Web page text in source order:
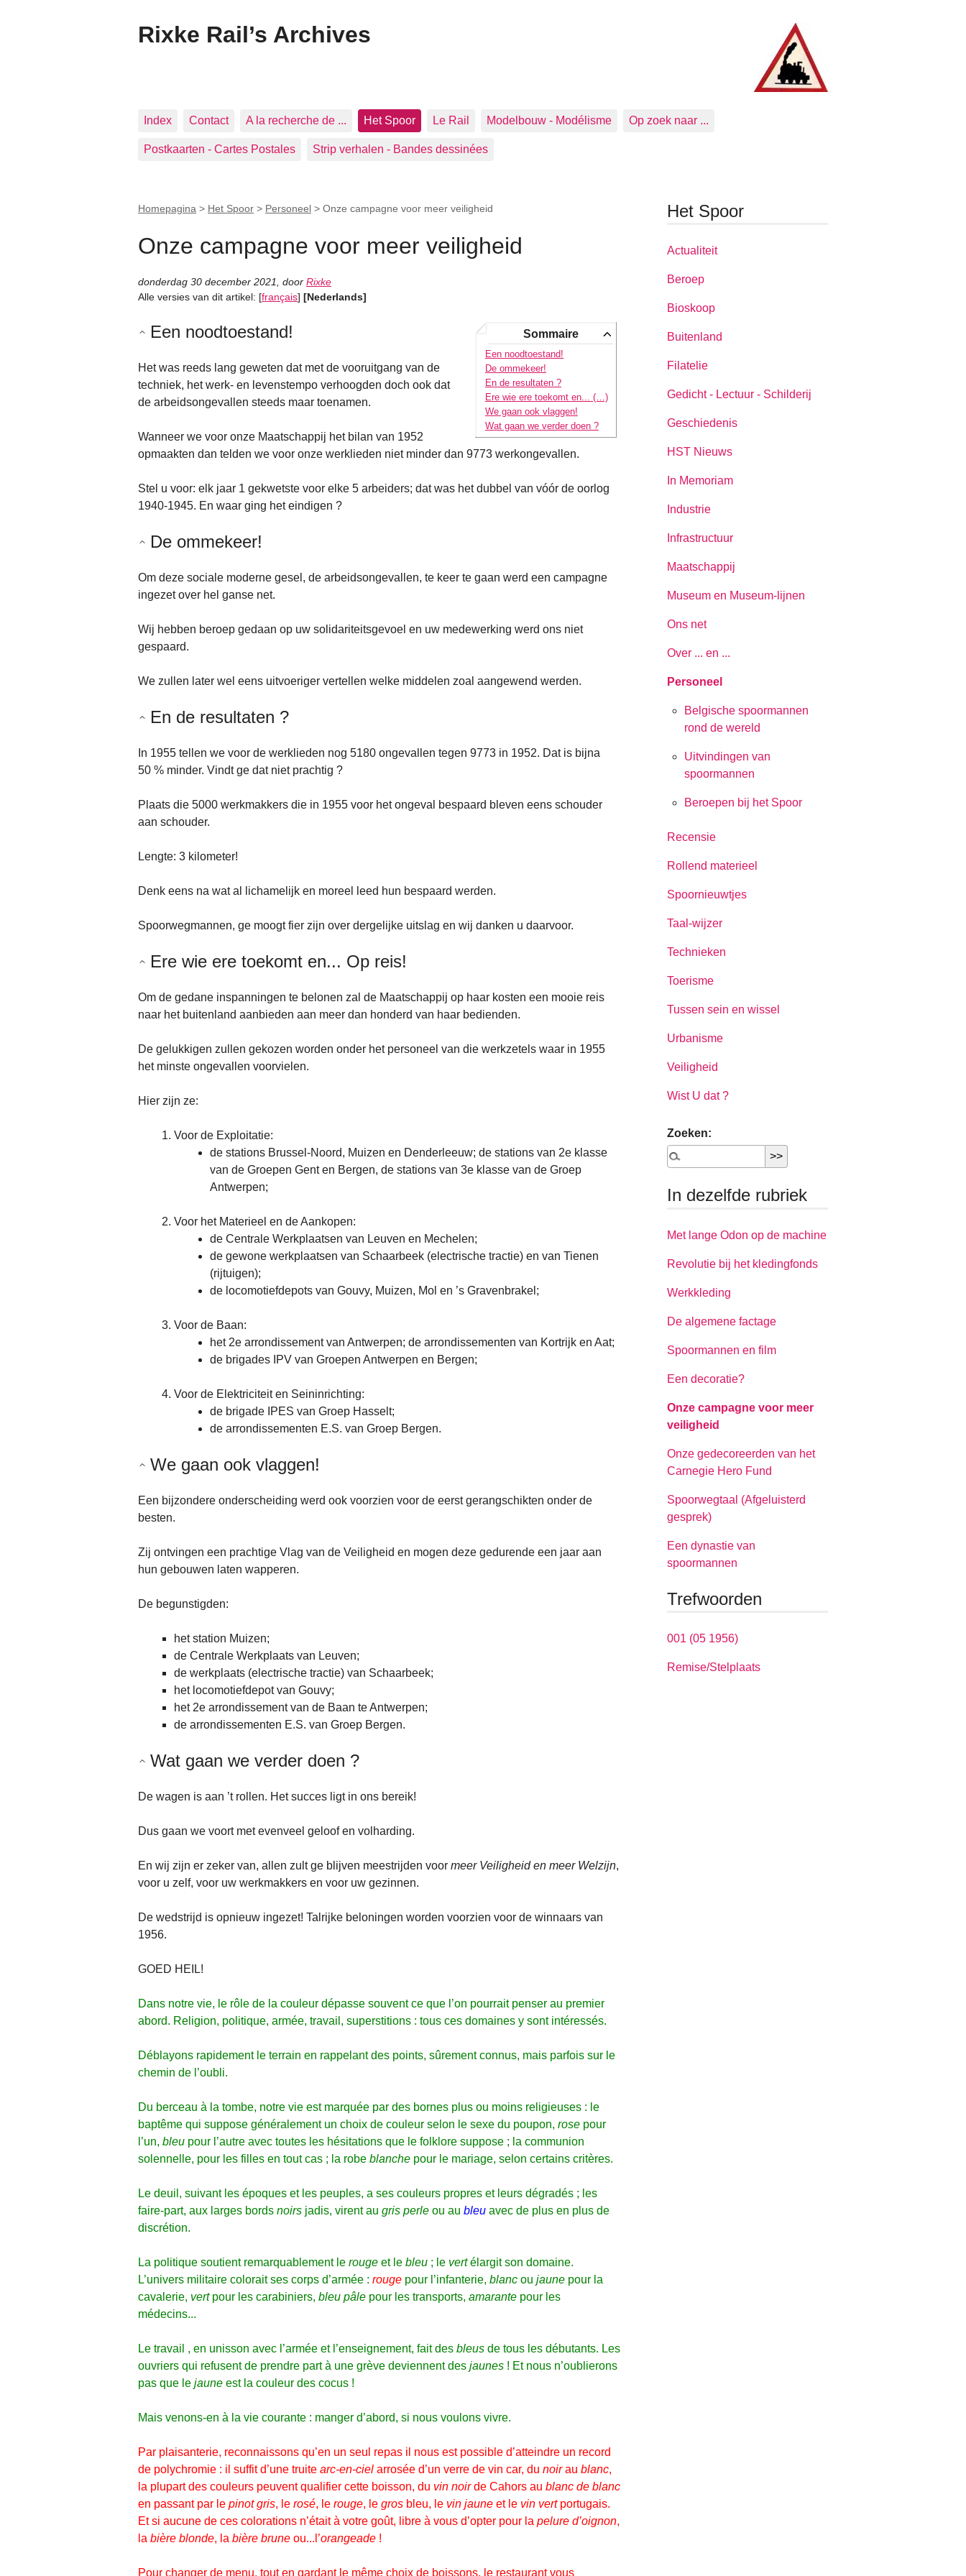
Rixke Rail’s Archives
Index Contact A la recherche de ... Het Spoor Le Rail Modelbouw - Modélisme Op zoek naar ...
Postkaarten - Cartes Postales Strip verhalen - Bandes dessinées
Homepagina > Het Spoor > Personeel > Onze campagne voor meer veiligheid
Onze campagne voor meer veiligheid
donderdag 30 december 2021 door Rixke
Alle versies van dit artikel: [français] [Nederlands]
Sommaire
Een noodtoestand!
De ommekeer!
En de resultaten ?
Ere wie ere toekomt en... (…)
We gaan ook vlaggen!
Wat gaan we verder doen ?
Een noodtoestand!
Het was reeds lang geweten dat met de vooruitgang van de
techniek, het werk- en levenstempo verhoogden doch ook dat
de arbeidsongevallen steeds maar toenamen.
Wanneer we voor onze Maatschappij het bilan van 1952
opmaakten dan telden we voor onze werklieden niet minder dan 9773 werkongevallen.
Stel u voor: elk jaar 1 gekwetste voor elke 5 arbeiders; dat was het dubbel van vóór de oorlog
1940-1945. En waar ging het eindigen ?
De ommekeer!
Om deze sociale moderne gesel, de arbeidsongevallen, te keer te gaan werd een campagne
ingezet over hel ganse net.
Wij hebben beroep gedaan op uw solidariteitsgevoel en uw medewerking werd ons niet
gespaard.
We zullen later wel eens uitvoeriger vertellen welke middelen zoal aangewend werden.
En de resultaten ?
In 1955 tellen we voor de werklieden nog 5180 ongevallen tegen 9773 in 1952. Dat is bijna
50 % minder. Vindt ge dat niet prachtig ?
Plaats die 5000 werkmakkers die in 1955 voor het ongeval bespaard bleven eens schouder
aan schouder.
Lengte: 3 kilometer!
Denk eens na wat al lichamelijk en moreel leed hun bespaard werden.
Spoorwegmannen, ge moogt fier zijn over dergelijke uitslag en wij danken u daarvoor.
Ere wie ere toekomt en... Op reis!
Om de gedane inspanningen te belonen zal de Maatschappij op haar kosten een mooie reis
naar het buitenland aanbieden aan meer dan honderd van haar bedienden.
De gelukkigen zullen gekozen worden onder het personeel van die werkzetels waar in 1955
het minste ongevallen voorvielen.
Hier zijn ze:
Voor de Exploitatie:
de stations Brussel-Noord, Muizen en Denderleeuw; de stations van 2e klasse
van de Groepen Gent en Bergen, de stations van 3e klasse van de Groep
Antwerpen;
Voor het Materieel en de Aankopen:
de Centrale Werkplaatsen van Leuven en Mechelen;
de gewone werkplaatsen van Schaarbeek (electrische tractie) en van Tienen
(rijtuigen);
de locomotiefdepots van Gouvy, Muizen, Mol en ’s Gravenbrakel;
Voor de Baan:
het 2e arrondissement van Antwerpen; de arrondissementen van Kortrijk en Aat;
de brigades IPV van Groepen Antwerpen en Bergen;
Voor de Elektriciteit en Seininrichting:
de brigade IPES van Groep Hasselt;
de arrondissementen E.S. van Groep Bergen.
We gaan ook vlaggen!
Een bijzondere onderscheiding werd ook voorzien voor de eerst gerangschikten onder de
besten.
Zij ontvingen een prachtige Vlag van de Veiligheid en mogen deze gedurende een jaar aan
hun gebouwen laten wapperen.
De begunstigden:
het station Muizen;
de Centrale Werkplaats van Leuven;
de werkplaats (electrische tractie) van Schaarbeek;
het locomotiefdepot van Gouvy;
het 2e arrondissement van de Baan te Antwerpen;
de arrondissementen E.S. van Groep Bergen.
Wat gaan we verder doen ?
De wagen is aan ’t rollen. Het succes ligt in ons bereik!
Dus gaan we voort met evenveel geloof en volharding.
En wij zijn er zeker van, allen zult ge blijven meestrijden voor meer Veiligheid en meer Welzijn,
voor u zelf, voor uw werkmakkers en voor uw gezinnen.
De wedstrijd is opnieuw ingezet! Talrijke beloningen worden voorzien voor de winnaars van
1956.
GOED HEIL!
Dans notre vie, le rôle de la couleur dépasse souvent ce que l’on pourrait penser au premier
abord. Religion, politique, armée, travail, superstitions : tous ces domaines y sont intéressés.
Déblayons rapidement le terrain en rappelant des points, sûrement connus, mais parfois sur le
chemin de l’oubli.
Du berceau à la tombe, notre vie est marquée par des bornes plus ou moins religieuses : le
baptême qui suppose généralement un choix de couleur selon le sexe du poupon, rose pour
l’un, bleu pour l’autre avec toutes les hésitations que le folklore suppose ; la communion
solennelle, pour les filles en tout cas ; la robe blanche pour le mariage, selon certains critères.
Le deuil, suivant les époques et les peuples, a ses couleurs propres et leurs dégradés ; les
faire-part, aux larges bords noirs jadis, virent au gris perle ou au bleu avec de plus en plus de
discrétion.
La politique soutient remarquablement le rouge et le bleu ; le vertélargit son domaine.
L’univers militaire colorait ses corps d’armée : rouge pour l’infanterie, blanc ou jaune pour la
cavalerie, vertpour les carabiniers, bleu pâle pour les transports, amarante pour les
médecins...
Le travail , en unisson avec l’armée et l’enseignement, fait des bleus de tous les débutants. Les
ouvriers qui refusent de prendre part à une grève deviennent des jaunes ! Et nous n’oublierons
pas que le jaune est la couleur des cocus !
Mais venons-en à la vie courante : manger d’abord, si nous voulons vivre.
Par plaisanterie, reconnaissons qu’en un seul repas il nous est possible d’atteindre un record
de polychromie : il suffit d’une truite arc-en-ciel arrosée d’un verre de vin car, du noirau blanc,
la plupart des couleurs peuvent qualifier cette boisson, du vin noirde Cahors au blanc de blanc
en passant par le pinot gris, le rosé, le rouge, le gros bleu, le vin jaune et le vin vertportugais.
Et si aucune de ces colorations n’était à votre goût, libre à vous d’opter pour la pelure d’oignon,
la bière blonde, la bière brune ou...l’orangeade !
Pour changer de menu, tout en gardant le même choix de boissons, le restaurant vous
Het Spoor
Actualiteit
Beroep
Bioskoop
Buitenland
Filatelie
Gedicht - Lectuur - Schilderij
Geschiedenis
HST Nieuws
In Memoriam
Industrie
Infrastructuur
Maatschappij
Museum en Museum-lijnen
Ons net
Over ... en ...
Personeel
Belgische spoormannen
rond de wereld
Uitvindingen van
spoormannen
Beroepen bij het Spoor
Recensie
Rollend materieel
Spoornieuwtjes
Taal-wijzer
Technieken
Toerisme
Tussen sein en wissel
Urbanisme
Veiligheid
Wist U dat ?
Zoeken:
In dezelfde rubriek
Met lange Odon op de machine
Revolutie bij het kledingfonds
Werkkleding
De algemene factage
Spoormannen en film
Een decoratie?
Onze campagne voor meer
veiligheid
Onze gedecoreerden van het
Carnegie Hero Fund
Spoorwegtaal (Afgeluisterd
gesprek)
Een dynastie van
spoormannen
Trefwoorden
001 (05 1956)
Remise/Stelplaats